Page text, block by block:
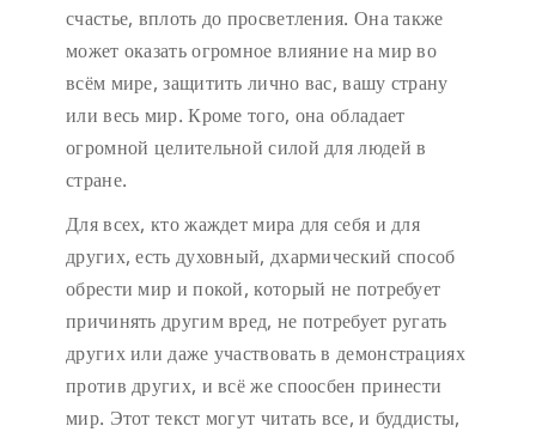
счастье, вплоть до просветления. Она также
может оказать огромное влияние на мир во
всём мире, защитить лично вас, вашу страну
или весь мир. Кроме того, она обладает
огромной целительной силой для людей в
стране.
Для всех, кто жаждет мира для себя и для
других, есть духовный, дхармический способ
обрести мир и покой, который не потребует
причинять другим вред, не потребует ругать
других или даже участвовать в демонстрациях
против других, и всё же споосбен принести
мир. Этот текст могут читать все, и буддисты,